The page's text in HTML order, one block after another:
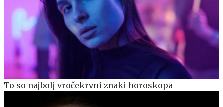
To so najbolj vročekrvni znaki horoskopa